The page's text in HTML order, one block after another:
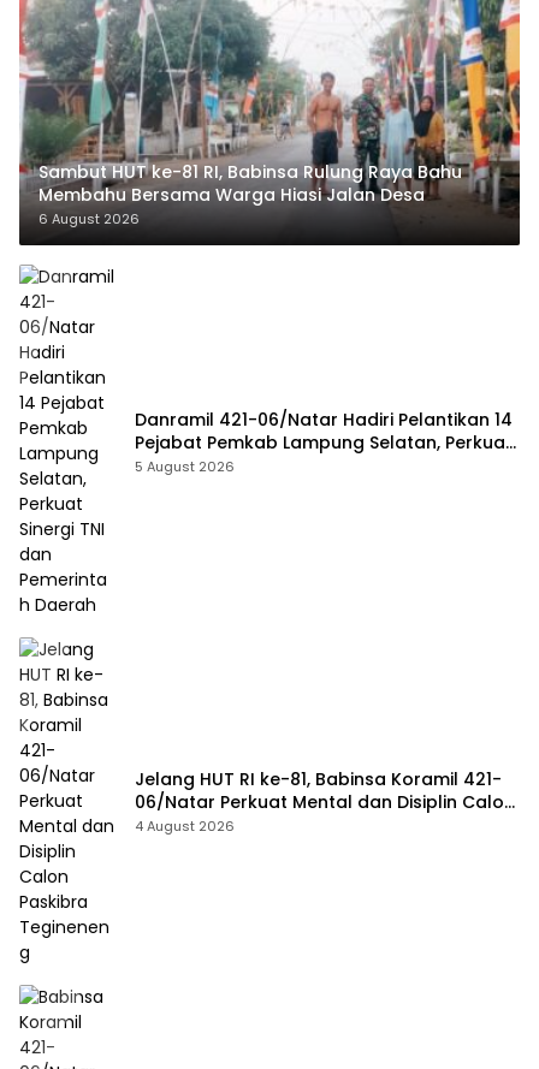
Sambut HUT ke-81 RI, Babinsa Rulung Raya Bahu
Membahu Bersama Warga Hiasi Jalan Desa
6 August 2026
Danramil 421-06/Natar Hadiri Pelantikan 14
Pejabat Pemkab Lampung Selatan, Perkuat
Sinergi TNI dan Pemerintah Daerah
5 August 2026
Jelang HUT RI ke-81, Babinsa Koramil 421-
06/Natar Perkuat Mental dan Disiplin Calon
Paskibra Tegineneng
4 August 2026